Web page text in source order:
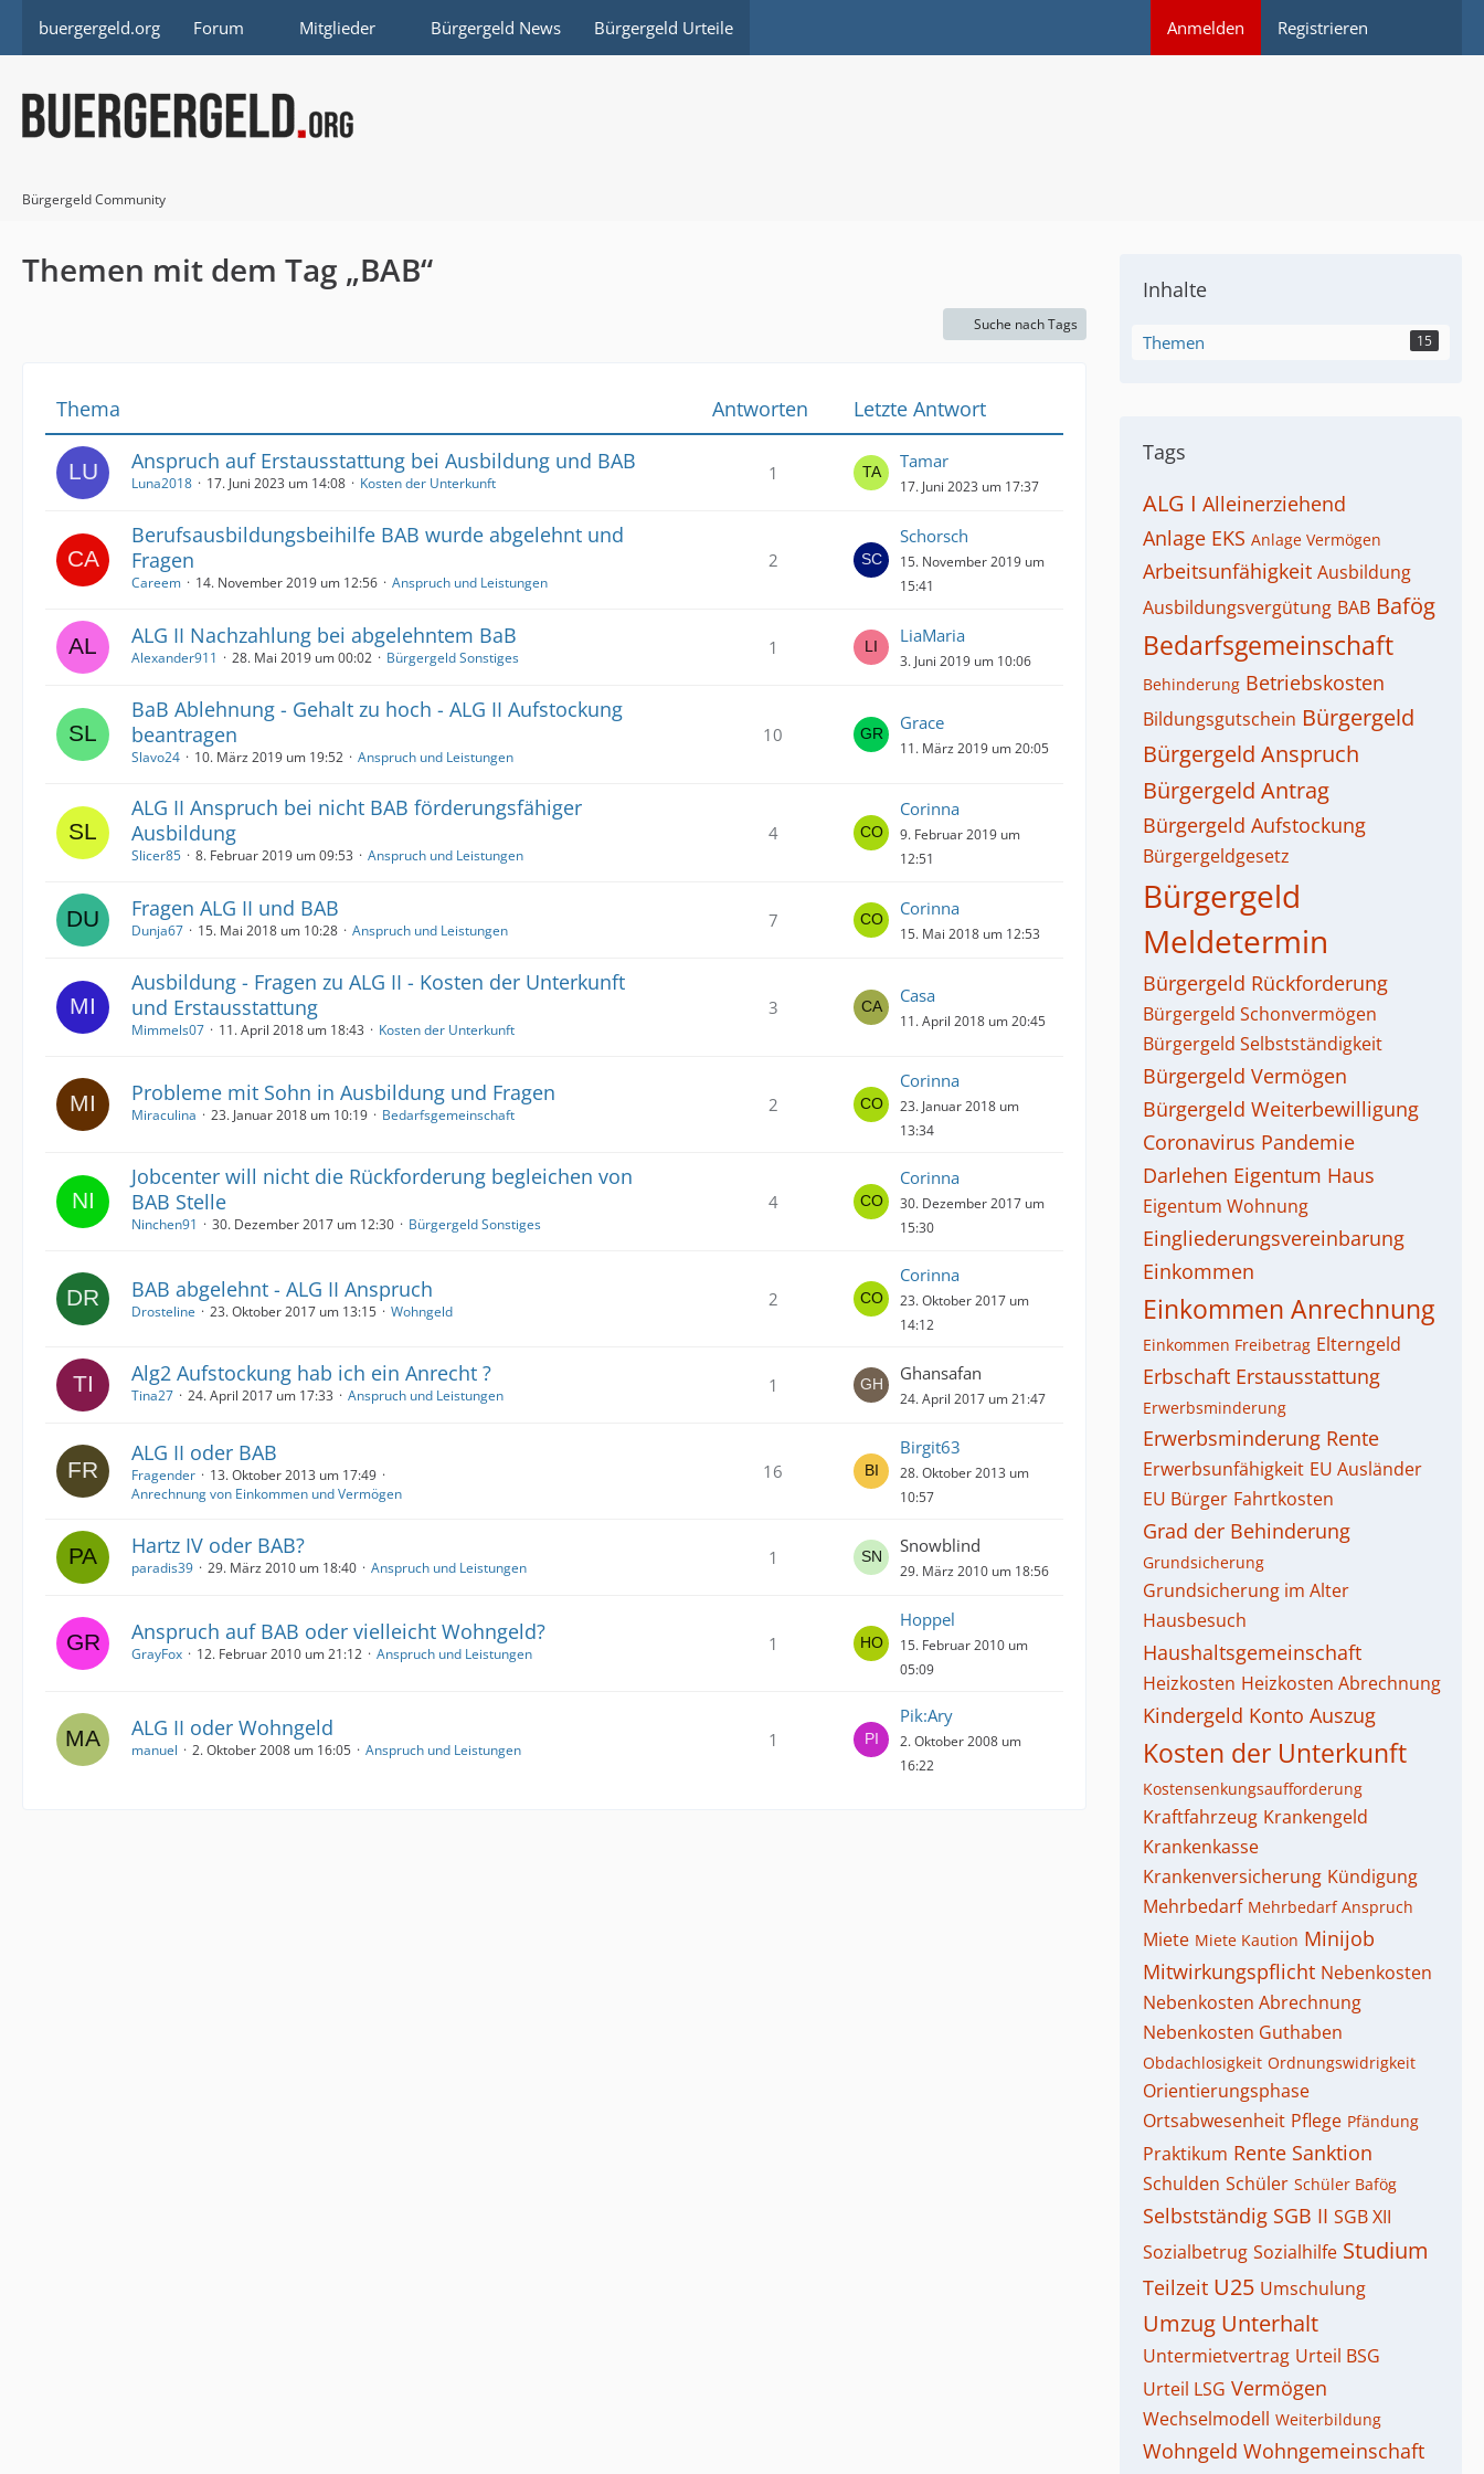
buergergeld.org Forum Mitglieder Bürgergeld News Bürgergeld Urteile Anmelden Registrieren
Bürgergeld Community
Themen mit dem Tag „BAB“
Suche nach Tags
Thema Antworten
Letzte Antwort
Anspruch auf Erstausstattung bei Ausbildung und BAB
Luna2018 17. Juni 2023 um 14:08 Kosten der Unterkunft 1
Tamar
17. Juni 2023 um 17:37
Berufsausbildungsbeihilfe BAB wurde abgelehnt und
Fragen
Careem 14. November 2019 um 12:56 Anspruch und Leistungen
2
Schorsch
15. November 2019 um
15:41
ALG II Nachzahlung bei abgelehntem BaB
Alexander911 28. Mai 2019 um 00:02 Bürgergeld Sonstiges 1
LiaMaria
3. Juni 2019 um 10:06
BaB Ablehnung - Gehalt zu hoch - ALG II Aufstockung
beantragen
Slavo24 10. März 2019 um 19:52 Anspruch und Leistungen
10
Grace
11. März 2019 um 20:05
ALG II Anspruch bei nicht BAB förderungsfähiger
Ausbildung
Slicer85 8. Februar 2019 um 09:53 Anspruch und Leistungen
4
Corinna
9. Februar 2019 um
12:51
Fragen ALG II und BAB
Dunja67 15. Mai 2018 um 10:28 Anspruch und Leistungen 7
Corinna
15. Mai 2018 um 12:53
Ausbildung - Fragen zu ALG II - Kosten der Unterkunft
und Erstausstattung
Mimmels07 11. April 2018 um 18:43 Kosten der Unterkunft
3
Casa
11. April 2018 um 20:45
Probleme mit Sohn in Ausbildung und Fragen
Miraculina 23. Januar 2018 um 10:19 Bedarfsgemeinschaft 2
Corinna
23. Januar 2018 um
13:34
Jobcenter will nicht die Rückforderung begleichen von
BAB Stelle
Ninchen91 30. Dezember 2017 um 12:30 Bürgergeld Sonstiges
4
Corinna
30. Dezember 2017 um
15:30
BAB abgelehnt - ALG II Anspruch
Drosteline 23. Oktober 2017 um 13:15 Wohngeld
2
Corinna
23. Oktober 2017 um
14:12
Alg2 Aufstockung hab ich ein Anrecht ?
Tina27 24. April 2017 um 17:33 Anspruch und Leistungen 1
Ghansafan
24. April 2017 um 21:47
ALG II oder BAB
Fragender
13. Oktober 2013 um 17:49
Anrechnung von Einkommen und Vermögen
16
Birgit63
28. Oktober 2013 um
10:57
Hartz IV oder BAB?
paradis39 29. März 2010 um 18:40 Anspruch und Leistungen 1
Snowblind
29. März 2010 um 18:56
Anspruch auf BAB oder vielleicht Wohngeld?
GrayFox 12. Februar 2010 um 21:12 Anspruch und Leistungen 1
Hoppel
15. Februar 2010 um
05:09
ALG II oder Wohngeld
manuel 2. Oktober 2008 um 16:05 Anspruch und Leistungen 1
Pik:Ary
2. Oktober 2008 um
16:22
Inhalte
Themen 15
Tags
ALG I Alleinerziehend
Anlage EKS Anlage Vermögen
Arbeitsunfähigkeit Ausbildung
Ausbildungsvergütung BAB Bafög
Bedarfsgemeinschaft
Behinderung Betriebskosten
Bildungsgutschein Bürgergeld
Bürgergeld Anspruch
Bürgergeld Antrag
Bürgergeld Aufstockung
Bürgergeldgesetz
Bürgergeld
Meldetermin
Bürgergeld Rückforderung
Bürgergeld Schonvermögen
Bürgergeld Selbstständigkeit
Bürgergeld Vermögen
Bürgergeld Weiterbewilligung
Coronavirus Pandemie
Darlehen Eigentum Haus
Eigentum Wohnung
Eingliederungsvereinbarung
Einkommen
Einkommen Anrechnung
Einkommen Freibetrag Elterngeld
Erbschaft Erstausstattung
Erwerbsminderung
Erwerbsminderung Rente
Erwerbsunfähigkeit EU Ausländer
EU Bürger Fahrtkosten
Grad der Behinderung
Grundsicherung
Grundsicherung im Alter
Hausbesuch
Haushaltsgemeinschaft
Heizkosten Heizkosten Abrechnung
Kindergeld Konto Auszug
Kosten der Unterkunft
Kostensenkungsaufforderung
Kraftfahrzeug Krankengeld
Krankenkasse
Krankenversicherung Kündigung
Mehrbedarf Mehrbedarf Anspruch
Miete Miete Kaution Minijob
Mitwirkungspflicht Nebenkosten
Nebenkosten Abrechnung
Nebenkosten Guthaben
Obdachlosigkeit Ordnungswidrigkeit
Orientierungsphase
Ortsabwesenheit Pflege Pfändung
Praktikum Rente Sanktion
Schulden Schüler Schüler Bafög
Selbstständig SGB II SGB XII
Sozialbetrug Sozialhilfe Studium
Teilzeit U25 Umschulung
Umzug Unterhalt
Untermietvertrag Urteil BSG
Urteil LSG Vermögen
Wechselmodell Weiterbildung
Wohngeld Wohngemeinschaft